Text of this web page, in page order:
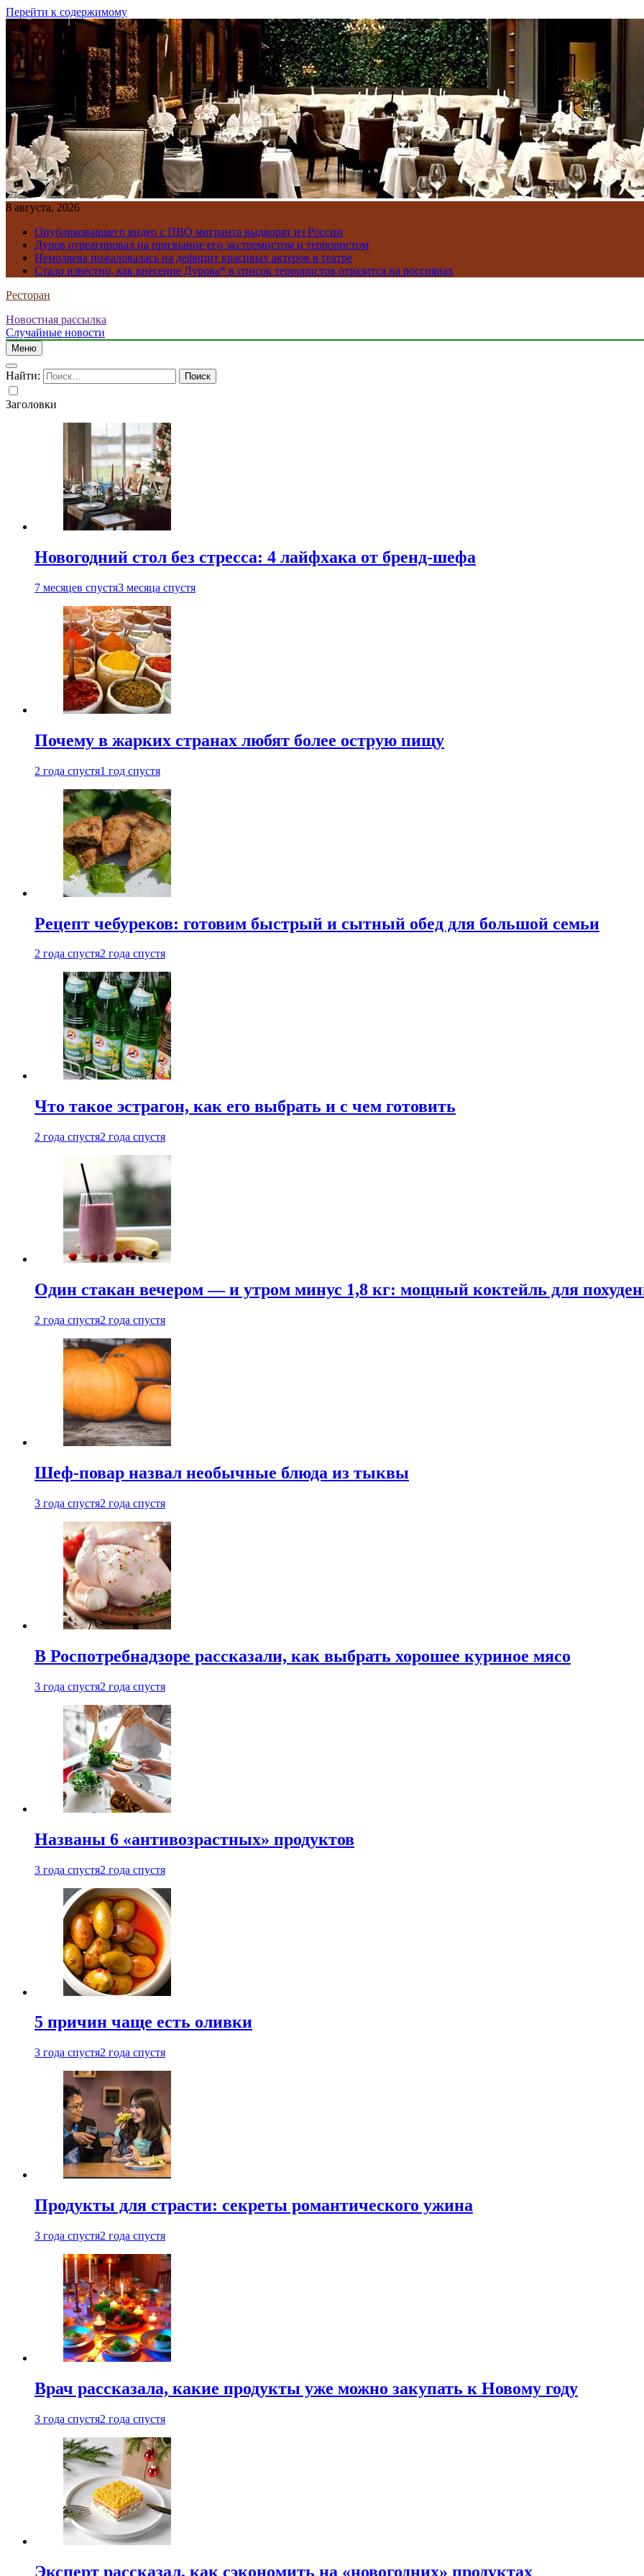
Перейти к содержимому
8 августа, 2026
Опубликовавшего видео с ПВО мигранта выдворят из России
Дуров отреагировал на признание его экстремистом и террористом
Немоляева пожаловалась на дефицит красивых актеров в театре
Стало известно, как внесение Дурова* в список террористов отразится на россиянах
Ресторан
Новостная рассылка
Случайные новости
Меню
Найти:
Заголовки
Новогодний стол без стресса: 4 лайфхака от бренд-шефа
7 месяцев спустя3 месяца спустя
Почему в жарких странах любят более острую пищу
2 года спустя1 год спустя
Рецепт чебуреков: готовим быстрый и сытный обед для большой семьи
2 года спустя2 года спустя
Что такое эстрагон, как его выбрать и с чем готовить
2 года спустя2 года спустя
Один стакан вечером — и утром минус 1,8 кг: мощный коктейль для
2 года спустя2 года спустя
Шеф-повар назвал необычные блюда из тыквы
3 года спустя2 года спустя
В Роспотребнадзоре рассказали, как выбрать хорошее куриное мясо
3 года спустя2 года спустя
Названы 6 «антивозрастных» продуктов
3 года спустя2 года спустя
5 причин чаще есть оливки
3 года спустя2 года спустя
Продукты для страсти: секреты романтического ужина
3 года спустя2 года спустя
Врач рассказала, какие продукты уже можно закупать к Новому году
3 года спустя2 года спустя
Эксперт рассказал, как сэкономить на «новогодних» продуктах